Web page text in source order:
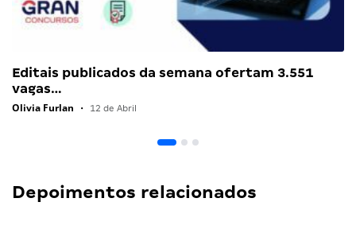
Editais publicados da semana ofertam 3.551
vagas…
Olivia Furlan • 12 de Abril
Depoimentos relacionados